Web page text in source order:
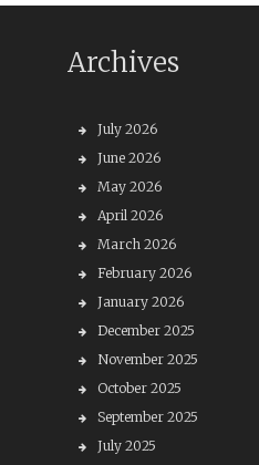
Archives
July 2026
June 2026
May 2026
April 2026
March 2026
February 2026
January 2026
December 2025
November 2025
October 2025
September 2025
July 2025